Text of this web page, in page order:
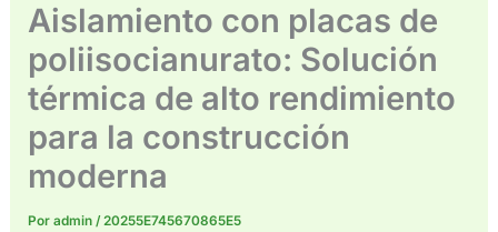
Aislamiento con placas de
poliisocianurato: Solución
térmica de alto rendimiento
para la construcción
moderna
Poradmin/20255E745670865E5
日本語
Español
Français
Русский